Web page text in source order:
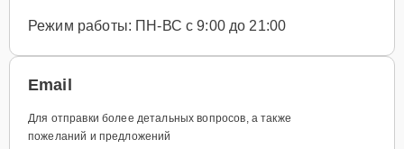
Режим работы: ПН-ВС с 9:00 до 21:00
Email
Для отправки более детальных вопросов, а также
пожеланий и предложений